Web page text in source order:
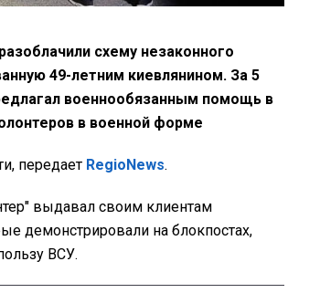
схему незаконного
49-летним киевлянином. За 5
военнообязанным помощь в
в военной форме
передает RegioNews.
выдавал своим клиентам
демонстрировали на блокпостах,
ВСУ.